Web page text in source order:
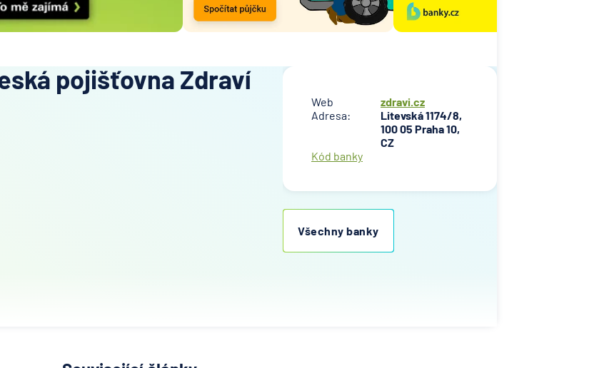
pojišťovna Zdraví
Web
zdravi.cz
Adresa:
Litevská 1174/8,
100 05 Praha 10,
CZ
Kód banky
Všechny banky